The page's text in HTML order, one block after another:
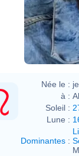
Née le :
à :
Soleil :
Lune :
Dominantes :